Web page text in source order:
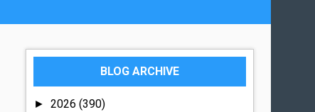
BLOG ARCHIVE
►2026(390)